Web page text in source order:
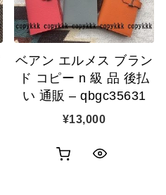
ベアン エルメス ブラン
ド コピー n 級 品 後払
い 通販 – qbgc35631
¥13,000